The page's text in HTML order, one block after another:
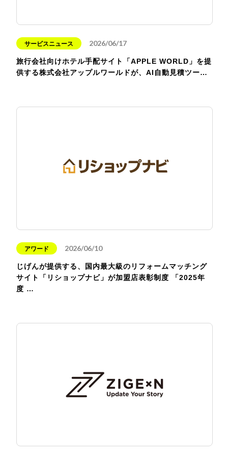
サービスニュース 2026/06/17
旅行会社向けホテル手配サイト「APPLE WORLD」を提
供する株式会社アップルワールドが、AI自動見積ツー…
アワード 2026/06/10
じげんが提供する、国内最大級のリフォームマッチング
サイト「リショップナビ」が加盟店表彰制度 「2025年
度 …